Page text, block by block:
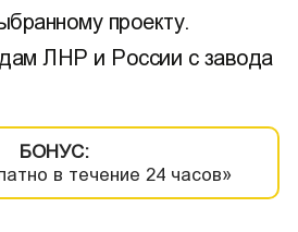
проекту.
ЛНР и России с завода
БОНУС:
в течение 24 часов»